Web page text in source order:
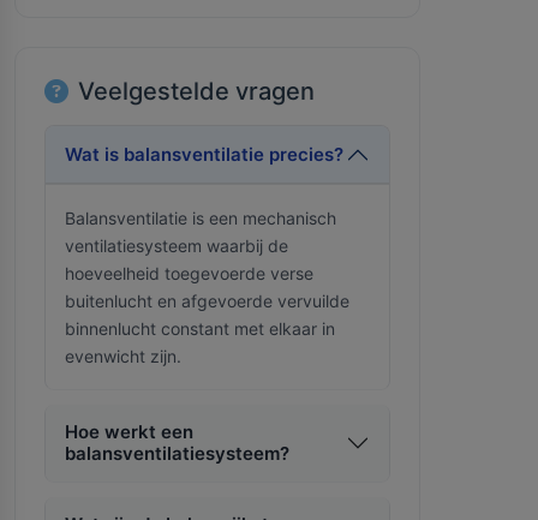
Veelgestelde vragen
Wat is balansventilatie precies?
Balansventilatie is een mechanisch
ventilatiesysteem waarbij de
hoeveelheid toegevoerde verse
buitenlucht en afgevoerde vervuilde
binnenlucht constant met elkaar in
evenwicht zijn.
Hoe werkt een
balansventilatiesysteem?